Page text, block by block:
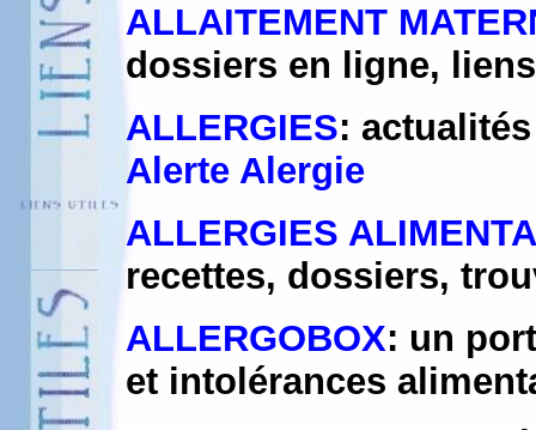
ALLAITEMENT
dossiers en ligne,
ALLERGIES:
Alerte Alergie
ALLERGIES
recettes, dossiers,
ALLERGOBOX: un
et intolérances